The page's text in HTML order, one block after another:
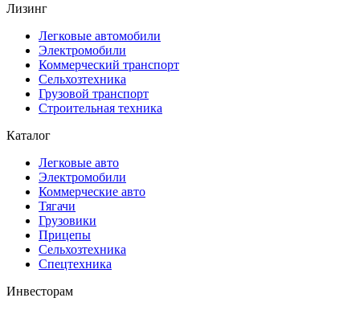
Лизинг
Легковые автомобили
Электромобили
Коммерческий транспорт
Сельхозтехника
Грузовой транспорт
Строительная техника
Каталог
Легковые авто
Электромобили
Коммерческие авто
Тягачи
Грузовики
Прицепы
Сельхозтехника
Спецтехника
Инвесторам